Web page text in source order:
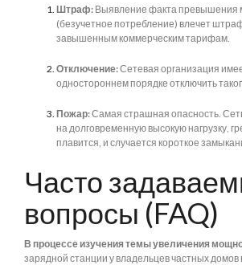
Штраф: Выявление факта превышения
(безучетное потребление) влечет
завышенным коммерческим тарифам.
Отключение:Сетевая организация
одностороннем порядке отключить
Пожар:Самая страшная опасность.
на долговременную высокую нагрузку,
плавится, и случается короткое
Часто
вопросы (FAQ)
В процессе изучения темы увеличения
зарядной станции у владельцев частных домов